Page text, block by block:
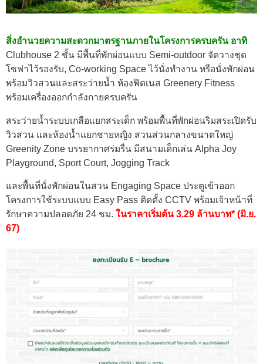
สิ่งอำนวยความสะดวกมาตรฐานภายในโครงการครบครัน อาทิ
Clubhouse 2 ชั้น มีพื้นที่พักผ่อนแบบ Semi-outdoor จัดวางชุด
โซฟาไว้รองรับ, Co-working Space ไว้นั่งทำงาน หรือนั่งพักผ่อน
พร้อมวิวสวนและสระว่ายน้ำ ห้องฟิตเนส Greenery Fitness
พร้อมเครื่องออกกำลังกายครบครัน
สระว่ายน้ำระบบเกลือแยกสระเด็ก พร้อมพื้นที่พักผ่อนริมสระเปิดรับ
วิวสวน และห้องน้ำแยกชายหญิง สวนส่วนกลางขนาดใหญ่
Greenity Zone บรรยากาศร่มรื่น มีสนามเด็กเล่น Alpha Joy
Playground, Sport Court, Jogging Track
และพื้นที่นั่งพักผ่อนในสวน Engaging Space ประตูเข้าออก
โครงการใช้ระบบแบบ Easy Pass ติดตั้ง CCTV พร้อมเจ้าหน้าที่
รักษาความปลอดภัย 24 ชม. ในราคาเริ่มต้น 3.29 ล้านบาท* (มิ.ย.
67)